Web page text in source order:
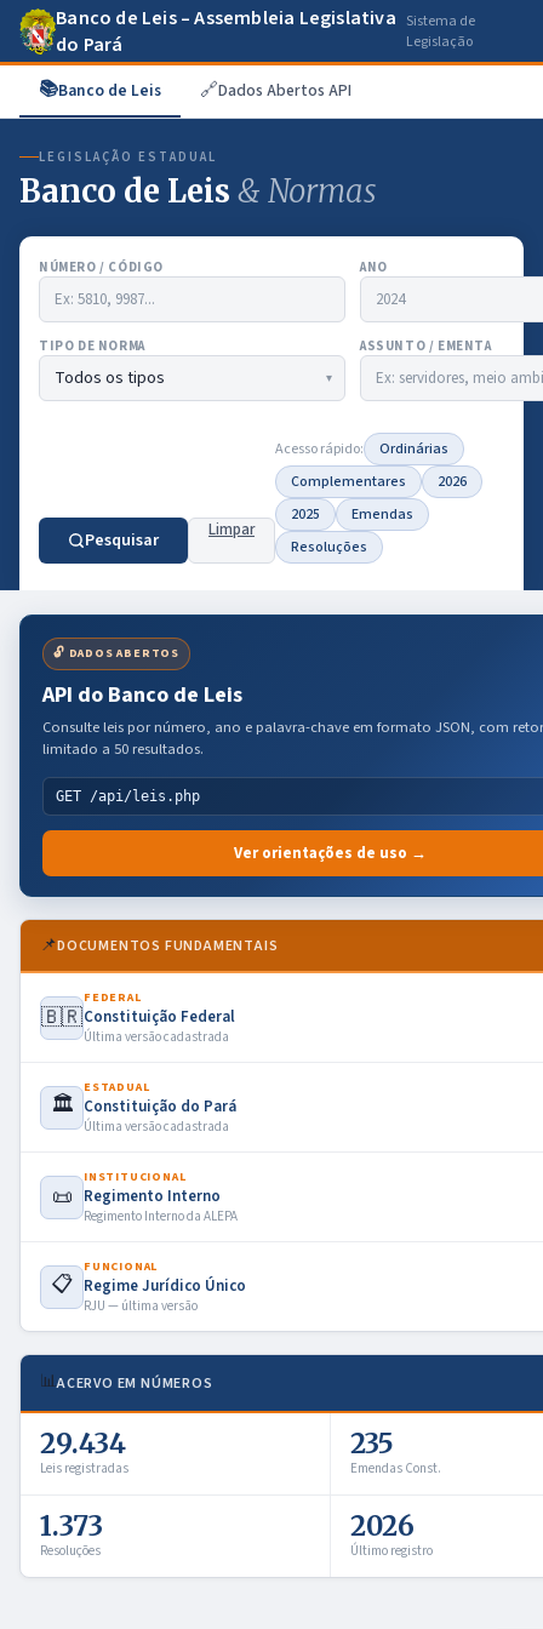
Banco de Leis – Assembleia Legislativa
do Pará
Sistema de
Legislação
📚Banco de Leis 🔗Dados Abertos API
LEGISLAÇÃO ESTADUAL
Banco de Leis & Normas
NÚMERO / CÓDIGO ANO
TIPO DE NORMA ASSUNTO / EMENTA
Pesquisar Limpar
Acesso rápido:
Ordinárias
Complementares
2026
2025
Emendas
Resoluções
🔓 DADOS ABERTOS
API do Banco de Leis
Consulte leis por número, ano e palavra-chave em formato JSON, com
limitado a 50 resultados.
GET /api/leis.php
Ver orientações de uso →
📌DOCUMENTOS FUNDAMENTAIS
🇧🇷
FEDERAL
Constituição Federal
Última versão cadastrada
🏛️
ESTADUAL
Constituição do Pará
Última versão cadastrada
📜
INSTITUCIONAL
Regimento Interno
Regimento Interno da ALEPA
📋
FUNCIONAL
Regime Jurídico Único
RJU — última versão
📊ACERVO EM NÚMEROS
29.434
Leis registradas
235
Emendas Const.
1.373
Resoluções
2026
Último registro